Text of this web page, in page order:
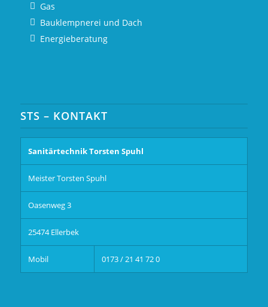
Gas
Bauklempnerei und Dach
Energieberatung
STS – KONTAKT
Sanitärtechnik Torsten Spuhl
Meister Torsten Spuhl
Oasenweg 3
25474 Ellerbek
Mobil 0173 / 21 41 72 0